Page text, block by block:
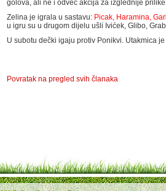
golova, ali ne i odveć akcija za izglednije
Zelina je igrala u sastavu: Picak, Haramina,
u igru su u drugom dijelu ušli Ivićek, Glibo,
U subotu dečki igaju protiv Ponikvi. Utakmica
Povratak na pregled svih članaka